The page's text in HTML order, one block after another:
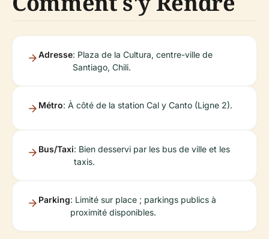
Adresse: Plaza de la Cultura, centre-ville de
Santiago, Chili.
Métro: À côté de la station Cal y Canto (Ligne 2).
Bus/Taxi: Bien desservi par les bus de ville et les
taxis.
Parking: Limité sur place ; parkings publics à
proximité disponibles.